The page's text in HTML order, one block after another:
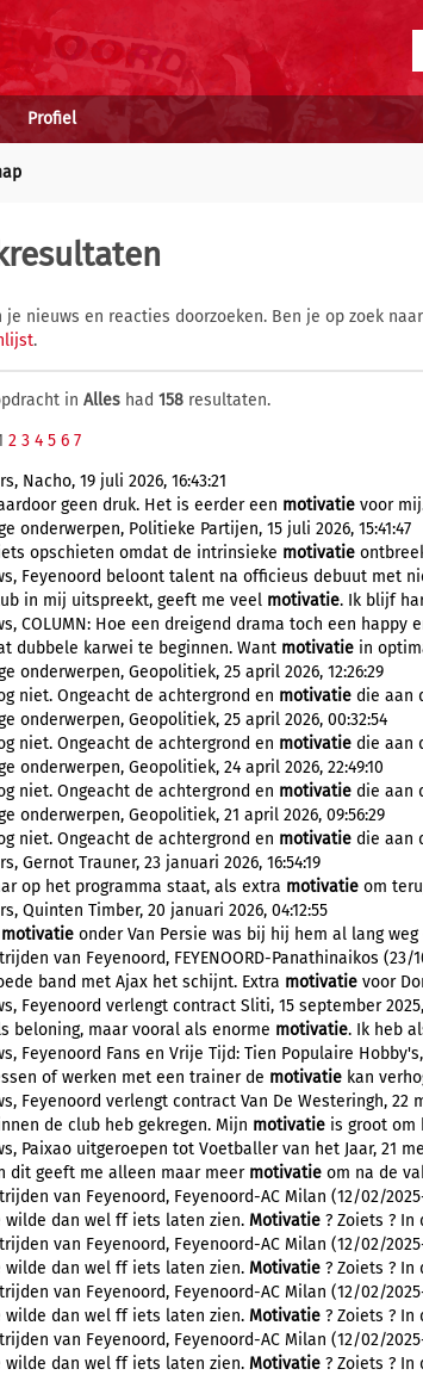
Profiel
je nieuws en reacties doorzoeken. Ben je op zoek
.
in Alles had 158 resultaten.
2 3 4 5 6 7
Nacho, 19 juli 2026, 16:43:21
geen druk. Het is eerder een motivatie voor
onderwerpen, Politieke Partijen, 15 juli 2026, 15:41:47
opschieten omdat de intrinsieke motivatie
Feyenoord beloont talent na officieus debuut met
in mij uitspreekt, geeft me veel motivatie. Ik blijf
COLUMN: Hoe een dreigend drama toch een happy
dubbele karwei te beginnen. Want motivatie in
onderwerpen, Geopolitiek, 25 april 2026, 12:26:29
niet. Ongeacht de achtergrond en motivatie die aan
onderwerpen, Geopolitiek, 25 april 2026, 00:32:54
niet. Ongeacht de achtergrond en motivatie die aan
onderwerpen, Geopolitiek, 24 april 2026, 22:49:10
niet. Ongeacht de achtergrond en motivatie die aan
onderwerpen, Geopolitiek, 21 april 2026, 09:56:29
niet. Ongeacht de achtergrond en motivatie die aan
Gernot Trauner, 23 januari 2026, 16:54:19
op het programma staat, als extra motivatie om
Quinten Timber, 20 januari 2026, 04:12:55
motivatie onder Van Persie was bij hij hem al lang
van Feyenoord, FEYENOORD-Panathinaikos (23/
band met Ajax het schijnt. Extra motivatie voor
Feyenoord verlengt contract Sliti, 15 september 2025,
beloning, maar vooral als enorme motivatie. Ik heb
Feyenoord Fans en Vrije Tijd: Tien Populaire
of werken met een trainer de motivatie kan
Feyenoord verlengt contract Van De Westeringh, 22
de club heb gekregen. Mijn motivatie is groot om
Paixao uitgeroepen tot Voetballer van het Jaar, 21
dit geeft me alleen maar meer motivatie om na de
van Feyenoord, Feyenoord-AC Milan (12/02/
wilde dan wel ff iets laten zien. Motivatie ? Zoiets ? In
van Feyenoord, Feyenoord-AC Milan (12/02/
wilde dan wel ff iets laten zien. Motivatie ? Zoiets ? In
van Feyenoord, Feyenoord-AC Milan (12/02/
wilde dan wel ff iets laten zien. Motivatie ? Zoiets ? In
van Feyenoord, Feyenoord-AC Milan (12/02/
wilde dan wel ff iets laten zien. Motivatie ? Zoiets ? In